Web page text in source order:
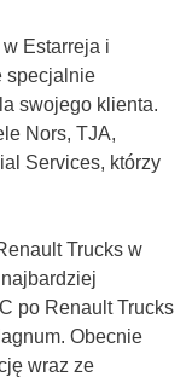
Estarreja i
specjalnie
swojego klienta.
Nors, TJA,
Services, którzy
Trucks w
po Renault Trucks
Obecnie
wraz ze